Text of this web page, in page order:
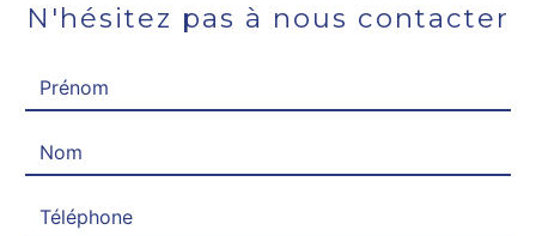
N'hésitez pas à nous contacter